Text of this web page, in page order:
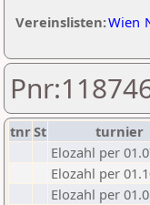
Vereinslisten:Wien
tnrSt turnier
Elozahl per
Elozahl per
Elozahl per